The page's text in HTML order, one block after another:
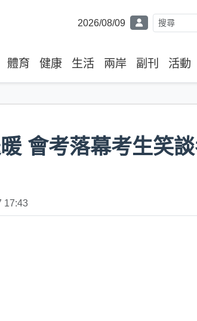
2026/08/09
體育 健康 生活 兩岸 副刊 活動
會考落幕考生笑
17:43